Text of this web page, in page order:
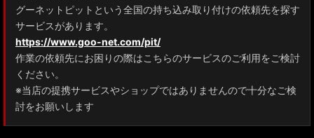
NHP17/NSP17NCP17 シエンタ
M900A/M910A ルーミー
A200A/A210A ライズ
E52 エルグランド
グーネットピットという全国の持ち込み取り付けの依頼先を探す
サービスがあります。
https://www.goo-net.com/pit/
作業の依頼先にお困りの際はこちらのサービスのご利用をご検討
ください。
※当店の提携サービスやショップではありませんので十分なご検
討をお願いします